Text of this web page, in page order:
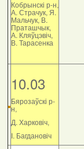
Кобрынскі р-н,
А. Страчук, Я.
Мальчук, В.
Праташчык,
А. Кляўцэвіч,
В. Тарасенка
10.03
Бярозаўскі р-
н,
Д. Харковіч,
І. Багдановіч